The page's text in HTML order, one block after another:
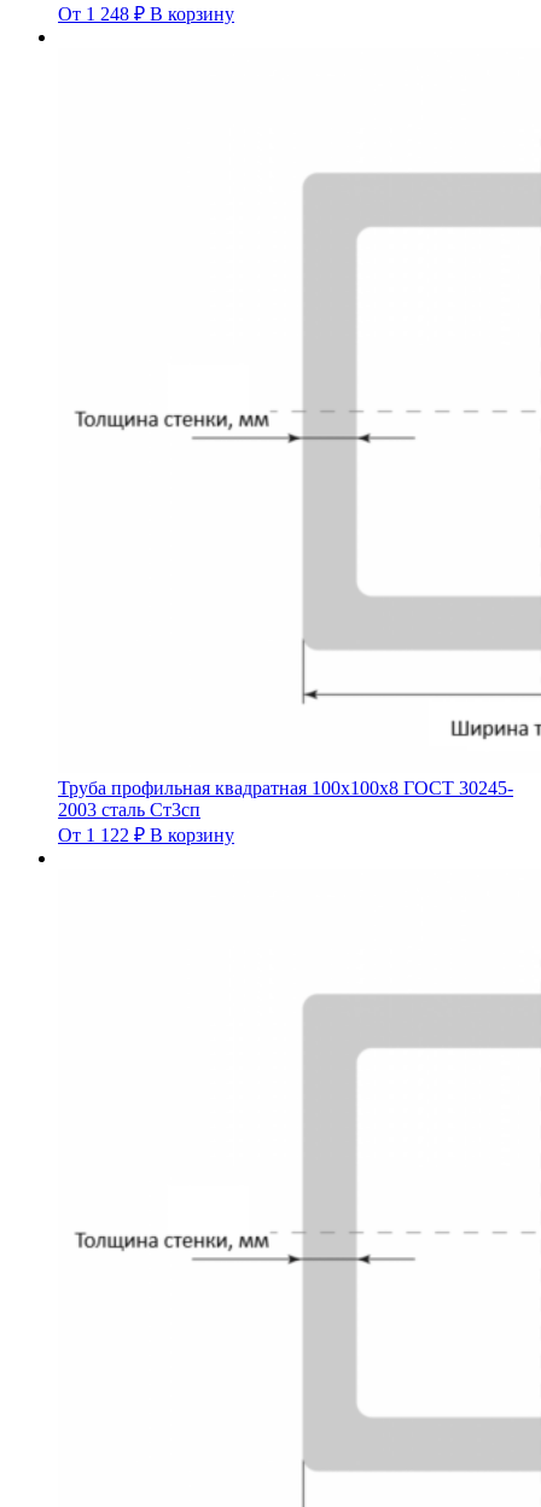
От 1 248 ₽ В корзину
Труба профильная квадратная 100х100х8 ГОСТ 30245-
2003 сталь Ст3сп
От 1 122 ₽ В корзину